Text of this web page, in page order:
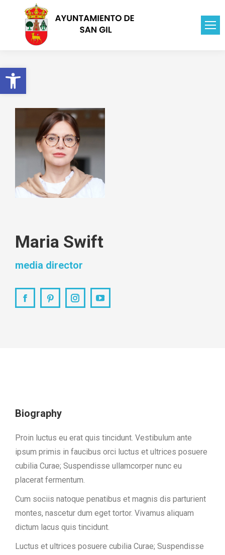
Abrir barra de herramientas
Maria Swift
media director
FacebookPinterestInstagramYouTube
Biography
Proin luctus eu erat quis tincidunt. Vestibulum ante
ipsum primis in faucibus orci luctus et ultrices posuere
cubilia Curae; Suspendisse ullamcorper nunc eu
placerat fermentum.
Cum sociis natoque penatibus et magnis dis parturient
montes, nascetur dum eget tortor. Vivamus aliquam
dictum lacus quis tincidunt.
Luctus et ultrices posuere cubilia Curae; Suspendisse